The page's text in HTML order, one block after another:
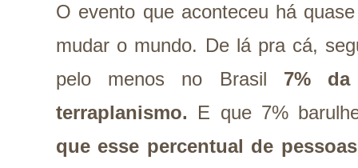
O evento que aconteceu há
mudar o mundo. De lá pra cá,
pelo menos no Brasil 7% da
terraplanismo. E que 7%
que esse percentual de